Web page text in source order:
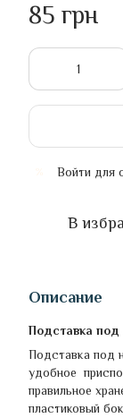
85 грн
Войти для
В
Описание
Подставка
Подставка под
удобное
правильное
пластиковый